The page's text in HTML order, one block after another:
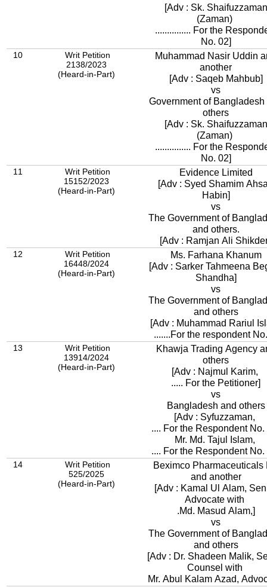
[Adv : Sk. Shaifuzzaman
(Zaman)
............... For the
No. 02]
10
Writ Petition
2138/2023
(Heard-in-Part)
Muhammad Nasir Uddin
another
[Adv : Saqeb Mahbub]
vs
Government of Bangladesh
others
[Adv : Sk. Shaifuzzaman
(Zaman)
............... For the
No. 02]
11
Writ Petition
15152/2023
(Heard-in-Part)
Evidence Limited
[Adv : Syed Shamim
Habin]
vs
The Government of
and others.
[Adv : Ramjan Ali
12
Writ Petition
16448/2024
(Heard-in-Part)
Ms. Farhana Khanum
[Adv : Sarker Tahmeena
Shandha]
vs
The Government of
and others
[Adv : Muhammad Rariul
.......For the respondent
13
Writ Petition
13914/2024
(Heard-in-Part)
Khawja Trading Agency
others
[Adv : Najmul Karim,
..... For the Petitioner]
vs
Bangladesh and others
[Adv : Syfuzzaman,
.... For the Respondent
Mr. Md. Tajul Islam,
.... For the Respondent No.
14
Writ Petition
525/2025
(Heard-in-Part)
Beximco Pharmaceuticals
and another
[Adv : Kamal Ul Alam,
Advocate with
.Md. Masud Alam,]
vs
The Government of
and others
[Adv : Dr. Shadeen Malik,
Counsel with
Mr. Abul Kalam Azad,